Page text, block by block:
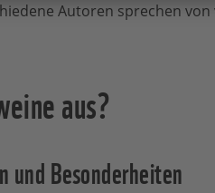
Autoren sprechen
aus?
und Besonderheiten